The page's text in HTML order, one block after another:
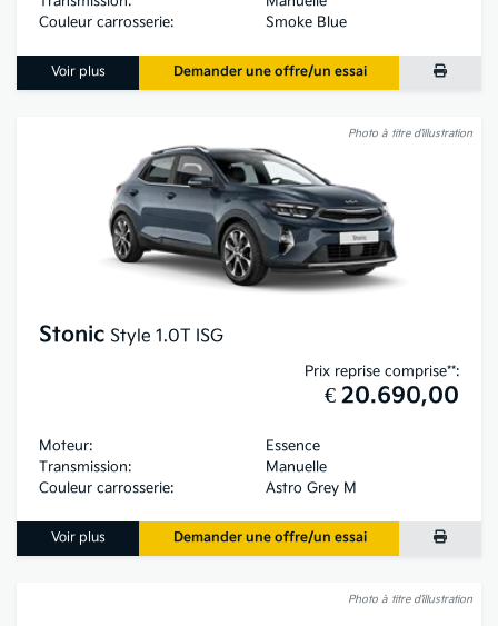
Couleur carrosserie:
Smoke Blue
Voir plus Demander une offre/un essai
Photo à titre d’illustration
Stonic Style 1.0T ISG
Prix reprise comprise**:
€ 20.690,00
Moteur:
Essence
Transmission:
Manuelle
Couleur carrosserie:
Astro Grey M
Voir plus Demander une offre/un essai
Photo à titre d’illustration